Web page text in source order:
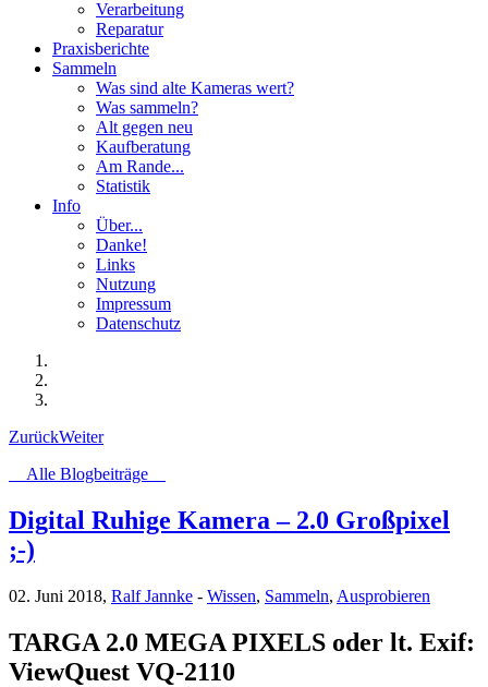
Verarbeitung
Reparatur
Praxisberichte
Sammeln
Was sind alte Kameras wert?
Was sammeln?
Alt gegen neu
Kaufberatung
Am Rande...
Statistik
Info
Über...
Danke!
Links
Nutzung
Impressum
Datenschutz
ZurückWeiter
Alle Blogbeiträge
Digital Ruhige Kamera – 2.0 Großpixel
;-)
02. Juni 2018, Ralf Jannke - Wissen, Sammeln, Ausprobieren
TARGA 2.0 MEGA PIXELS oder lt. Exif:
ViewQuest VQ-2110